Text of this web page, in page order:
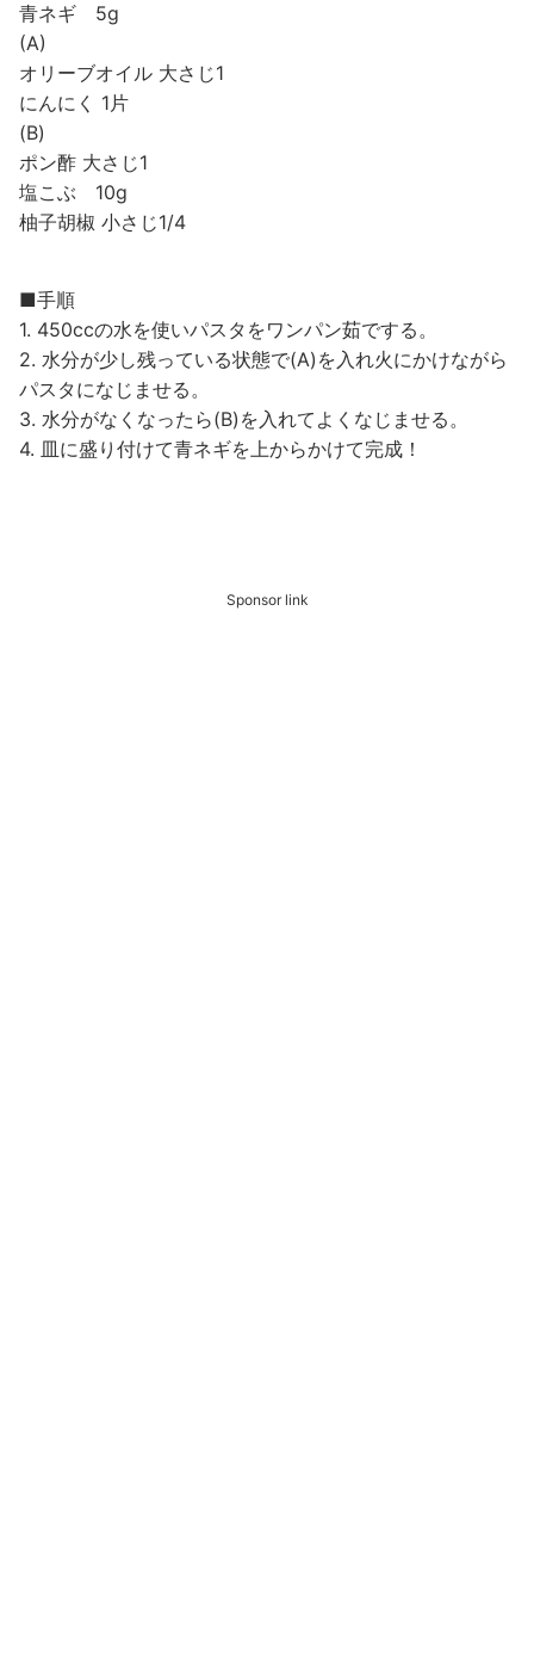
青ネギ 5g
(A)
オリーブオイル 大さじ1
にんにく 1片
(B)
ポン酢 大さじ1
塩こぶ 10g
柚子胡椒 小さじ1/4
■手順
1. 450ccの水を使いパスタをワンパン茹でする。
2. 水分が少し残っている状態で(A)を入れ火にかけながら
パスタになじませる。
3. 水分がなくなったら(B)を入れてよくなじませる。
4. 皿に盛り付けて青ネギを上からかけて完成！
Sponsor link